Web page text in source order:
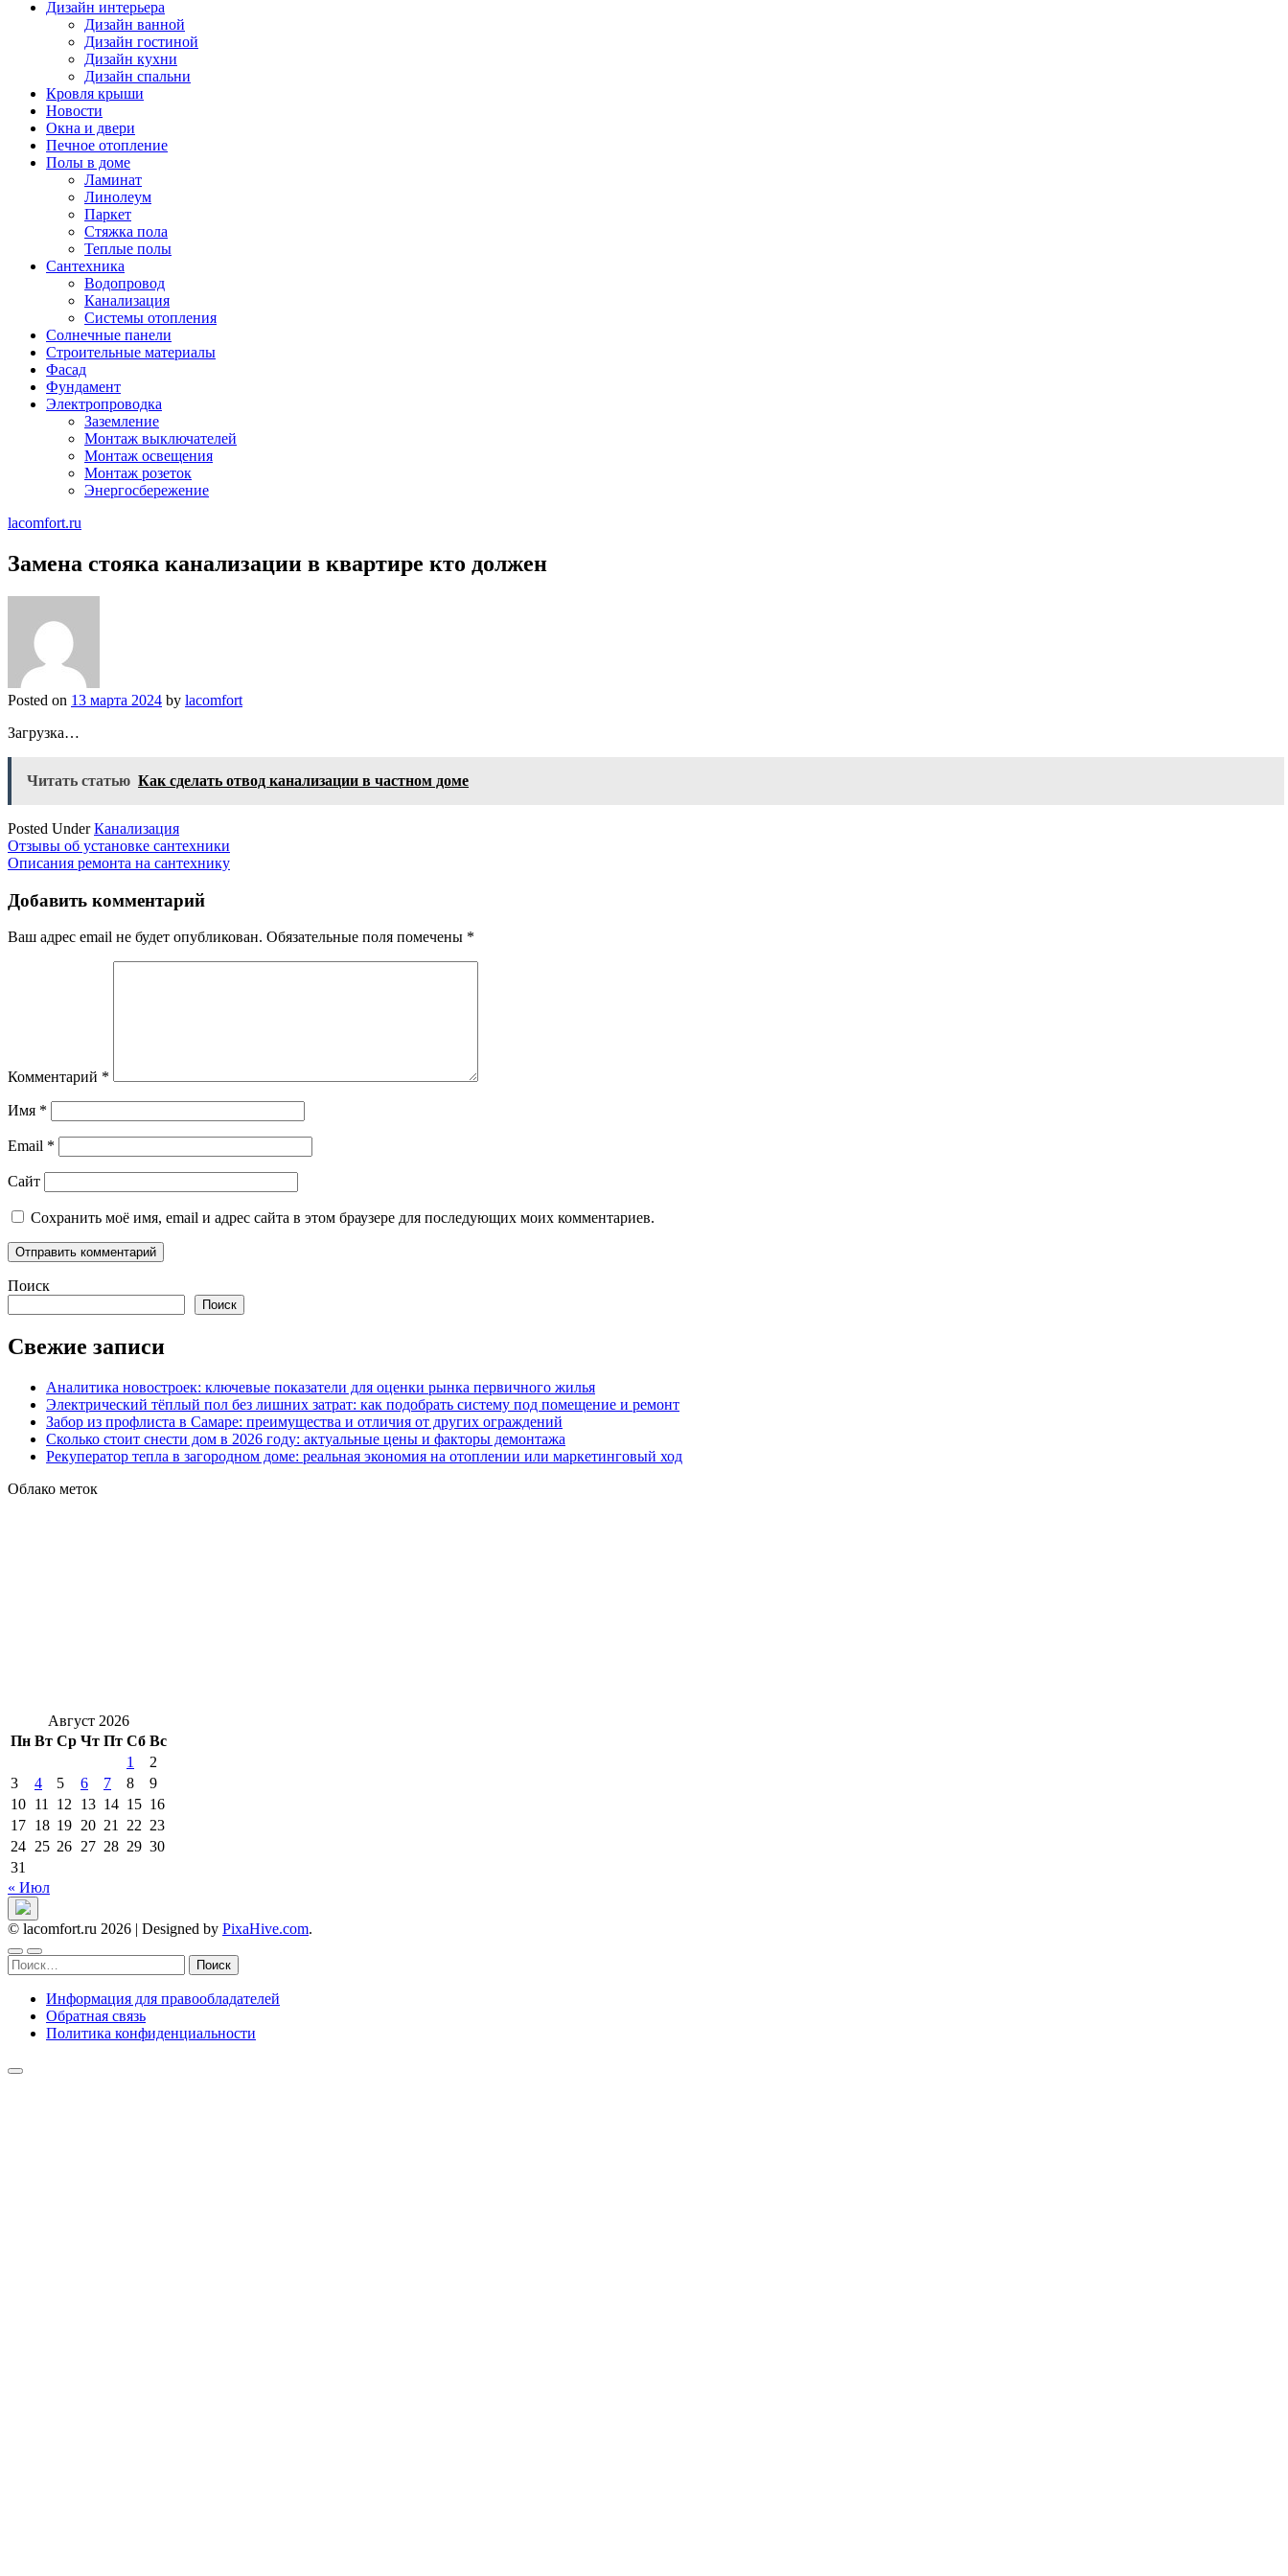
Дизайн интерьера
Дизайн ванной
Дизайн гостиной
Дизайн кухни
Дизайн спальни
Кровля крыши
Новости
Окна и двери
Печное отопление
Полы в доме
Ламинат
Линолеум
Паркет
Стяжка пола
Теплые полы
Сантехника
Водопровод
Канализация
Системы отопления
Солнечные панели
Строительные материалы
Фасад
Фундамент
Электропроводка
Заземление
Монтаж выключателей
Монтаж освещения
Монтаж розеток
Энергосбережение
lacomfort.ru
Замена стояка канализации в квартире кто должен
Posted on 13 марта 2024 by lacomfort
Загрузка…
Читать статью Как сделать отвод канализации в частном доме
Posted UnderКанализация
Навигация
по
записям
Отзывы об установке сантехники
Описания ремонта на сантехнику
Добавить комментарий
Ваш адрес email не будет опубликован. Обязательные поля помечены *
Комментарий *
Имя *
Email *
Сайт
Сохранить моё имя, email и адрес сайта в этом браузере для последующих моих комментариев.
Поиск
Поиск
Свежие записи
Аналитика новостроек: ключевые показатели для оценки рынка первичного жилья
Электрический тёплый пол без лишних затрат: как подобрать систему под помещение и ремонт
Забор из профлиста в Самаре: преимущества и отличия от других ограждений
Сколько стоит снести дом в 2026 году: актуальные цены и факторы демонтажа
Рекуператор тепла в загородном доме: реальная экономия на отоплении или маркетинговый ход
Облако меток
Август 2026
Пн Вт Ср Чт Пт Сб Вс
1
2
3
4 5 6 7 8
9
10 11 12 13 14 15 16
17 18 19 20 21 22 23
24 25 26 27 28 29 30
31
« Июл
© lacomfort.ru 2026 | Designed by PixaHive.com.
Найти:
Информация для правообладателей
Обратная связь
Политика конфиденциальности